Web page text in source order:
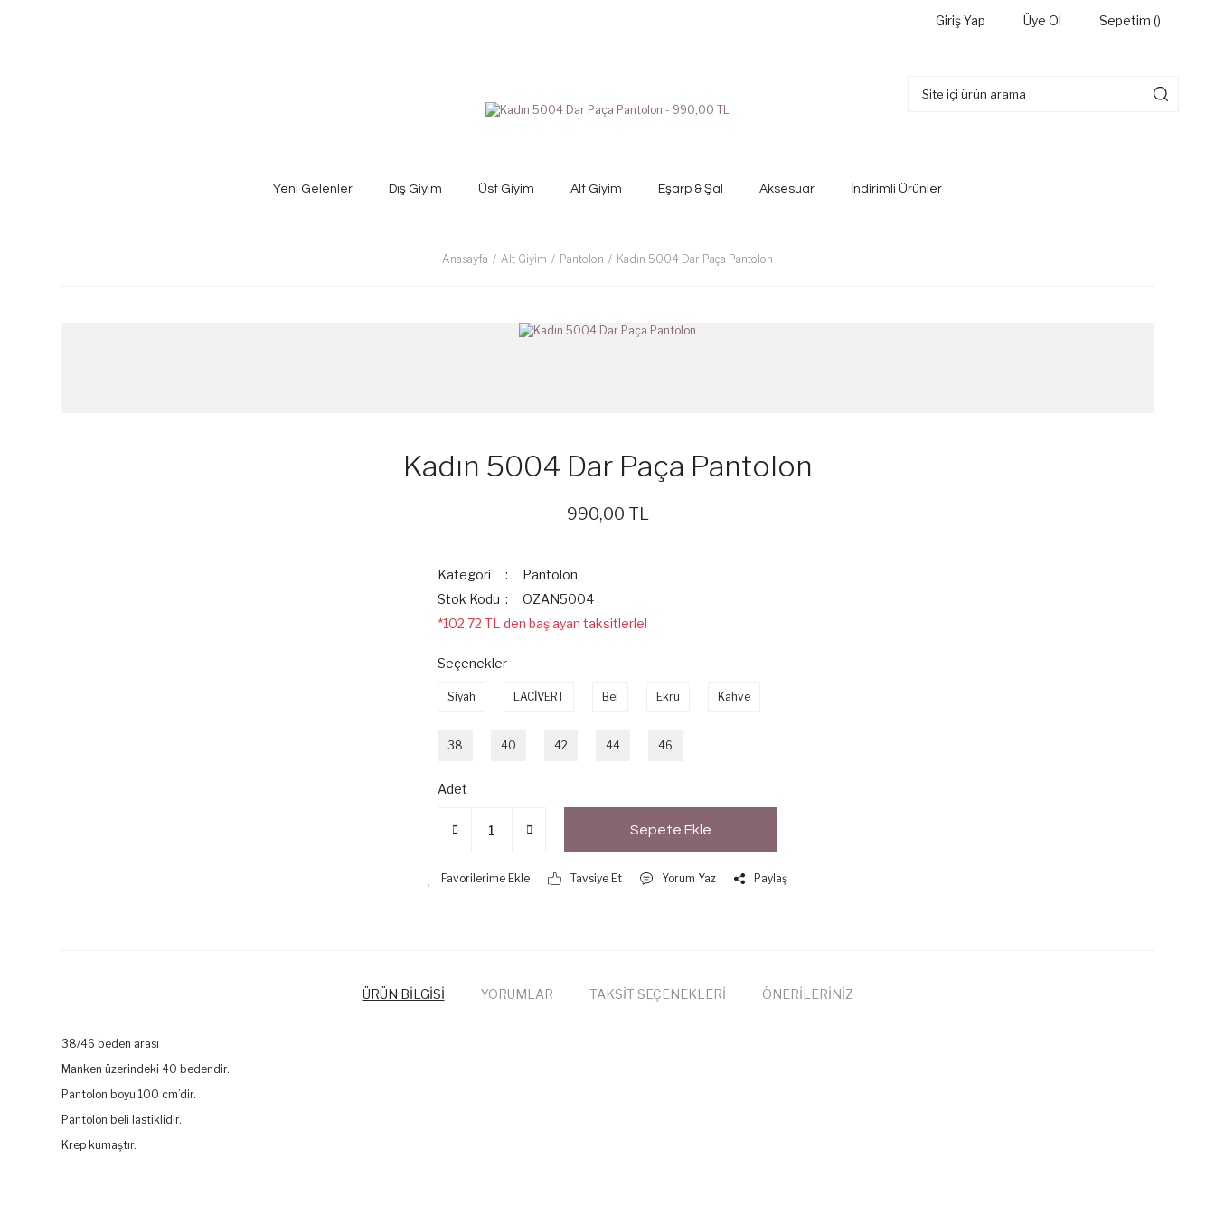
Giriş Yap Üye Ol Sepetim ()
Yeni Gelenler Dış Giyim Üst Giyim Alt Giyim Eşarp & Şal Aksesuar İndirimli Ürünler
Anasayfa Alt Giyim Pantolon Kadın 5004 Dar Paça Pantolon
Kadın 5004 Dar Paça Pantolon
990,00 TL
Kategori
Pantolon
Stok Kodu
OZAN5004
*102,72 TL den başlayan taksitlerle!
Seçenekler
Siyah LACİVERT Bej Ekru Kahve
38 40 42 44 46
Adet
Sepete Ekle
Tavsiye Et Yorum Yaz Paylaş
ÜRÜN BİLGİSİ YORUMLAR TAKSİT SEÇENEKLERİ ÖNERİLERİNİZ
38/46 beden arası
Manken üzerindeki 40 bedendir.
Pantolon boyu 100 cm’dir.
Pantolon beli lastiklidir.
Krep kumaştır.